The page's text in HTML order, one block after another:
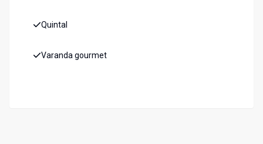
Quintal
Varanda gourmet